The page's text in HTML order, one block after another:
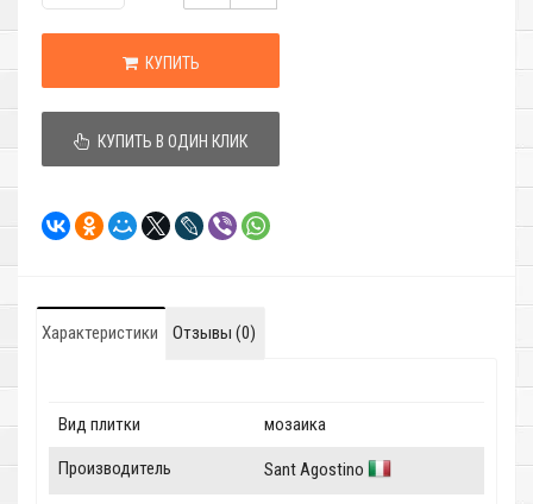
КУПИТЬ
КУПИТЬ В ОДИН КЛИК
Характеристики Отзывы (0)
Вид плитки мозаика
Производитель Sant Agostino